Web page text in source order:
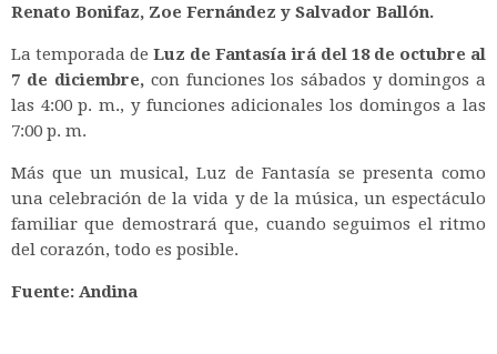
Renato Bonifaz, Zoe Fernández y Salvador Ballón.
La temporada deLuz de Fantasía irá del 18 de octubre al
7 de diciembre, con funciones los sábados y domingos a
las 4:00 p. m., y funciones adicionales los domingos a las
7:00 p. m.
Más que un musical, Luz de Fantasía se presenta como
una celebración de la vida y de la música, un espectáculo
familiar que demostrará que, cuando seguimos el ritmo
del corazón, todo es posible.
Fuente: Andina